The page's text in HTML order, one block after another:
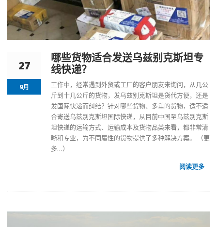
27
9月
哪些货物适合发送乌兹别克斯坦专
线快递？
工作中，经常遇到外贸或工厂的客户朋友来询问，从几公
斤到十几公斤的货物，发乌兹别克斯坦是货代方便，还是
发国际快递而纠结？针对哪些货物、多重的货物，适不适
合寄送乌兹别克斯坦国际快递，从目前中国至乌兹别克斯
坦快递的运输方式、运输成本及货物品类来看，都非常清
晰和专业，为不同属性的货物提供了多种解决方案。
（更
多…）
阅读更多